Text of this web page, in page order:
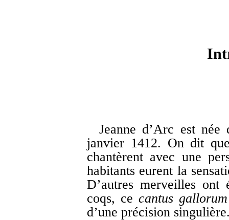
Jeanne d’Arc est
janvier 1412. On dit
chantèrent avec une
habitants eurent la
D’autres merveilles ont
coqs, ce cantus gallorum
d’une précision